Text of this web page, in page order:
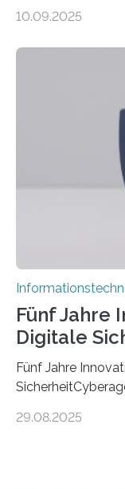
sich CAVECORE
koordiniert wird.
über einen
Promovierende
kognitiven
die mittels
Informationen
10.09.2025
Fünf Jahre
Digitale
Fünf Jahre
ErfolgeDie
29.08.2025